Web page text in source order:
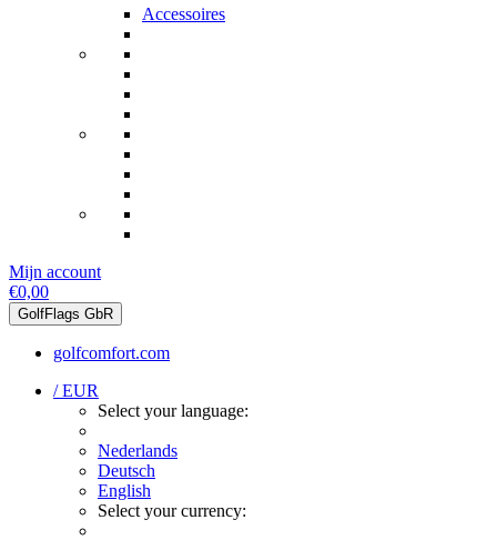
Accessoires
Mijn account
€0,00
GolfFlags GbR
golfcomfort.com
/ EUR
Select your language:
Nederlands
Deutsch
English
Select your currency: